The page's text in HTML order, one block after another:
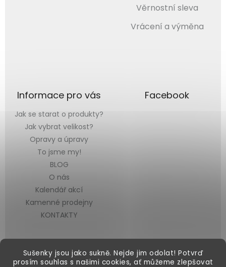
Sušenky jsou jako sukně. Nejde jim odolat! Potvrď
prosím souhlas s našimi cookies, ať můžeme zlepšovat
Věrnostní sleva
Vrácení a výměna
Informace pro vás
Jak se starat o produkty?
Jak vybrat velikost?
Opravy a úpravy
To jsme my!
BLOG
O nás
Kalendář akcí
Kamenné prodejny
KONTAKTY
Facebook